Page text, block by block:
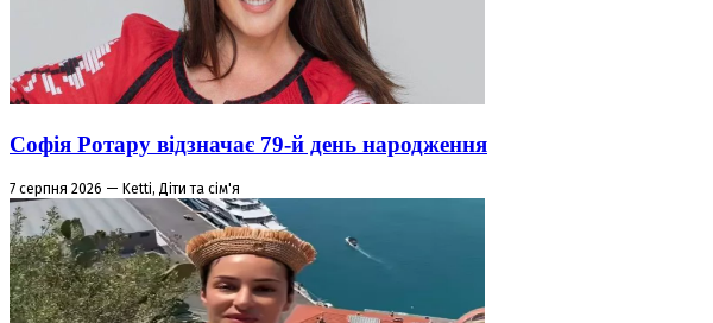
Софія Ротару відзначає 79-й день народження
7 серпня 2026 — Ketti, Діти та сім'я